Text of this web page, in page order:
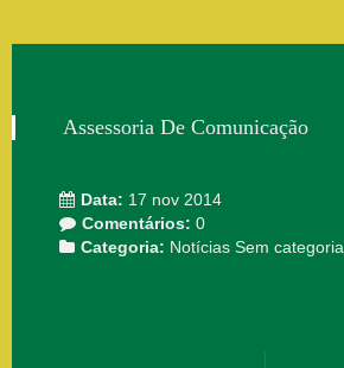
Assessoria De Comunicação
Data: 17 nov 2014
Comentários: 0
Categoria: Notícias Sem categoria